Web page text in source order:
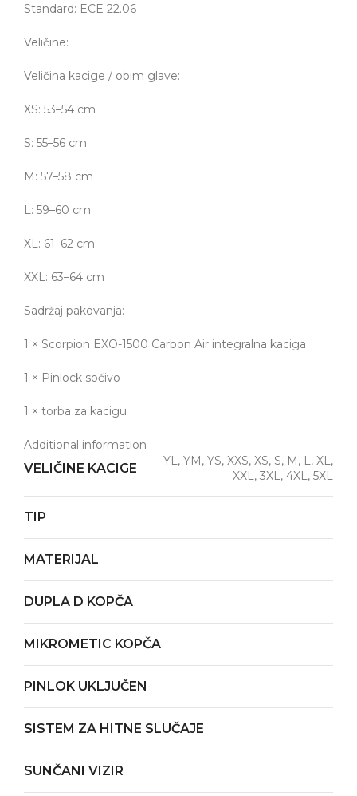
Standard: ECE 22.06
Veličine:
Veličina kacige / obim glave:
XS: 53–54 cm
S: 55–56 cm
M: 57–58 cm
L: 59–60 cm
XL: 61–62 cm
XXL: 63–64 cm
Sadržaj pakovanja:
1 × Scorpion EXO-1500 Carbon Air integralna kaciga
1 × Pinlock sočivo
1 × torba za kacigu
Additional information
VELIČINE KACIGE
YL, YM, YS, XXS, XS, S, M, L, XL,
XXL, 3XL, 4XL, 5XL
TIP
MATERIJAL
DUPLA D KOPČA
MIKROMETIC KOPČA
PINLOK UKLJUČEN
SISTEM ZA HITNE SLUČAJE
SUNČANI VIZIR